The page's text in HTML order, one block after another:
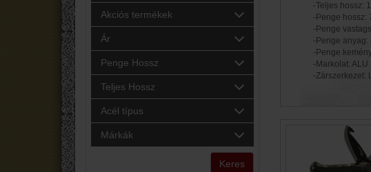
Akciós termékek
Ár
Penge Hossz
Teljes Hossz
Acél típus
Márkák
Keres
-Teljes hossz:
-Penge hossz:
-Penge
-Penge anyag:
-Penge
-Markolat: ALU
-Zárszerkezet: